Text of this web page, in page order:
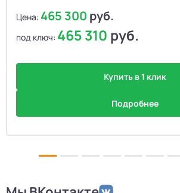
Цена: 465 300 руб.
под ключ: 465 310 руб.
Купить в 1 клик
Подробнее